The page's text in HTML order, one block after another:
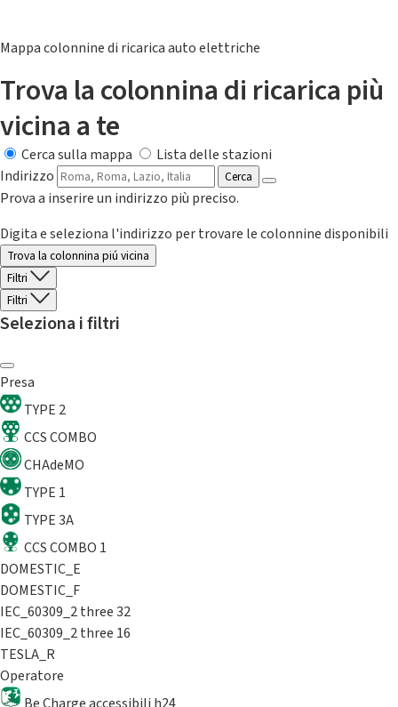
Mappa colonnine di ricarica auto elettriche
Trova la colonnina di ricarica più
vicina a te
Cerca sulla mappa
Lista delle stazioni
Indirizzo
Cerca
Prova a inserire un indirizzo più preciso.
Digita e seleziona l'indirizzo per trovare le colonnine disponibili
Trova la colonnina piú vicina
Filtri
Filtri
Seleziona i filtri
Presa
TYPE 2
CCS COMBO
CHAdeMO
TYPE 1
TYPE 3A
CCS COMBO 1
DOMESTIC_E
DOMESTIC_F
IEC_60309_2 three 32
IEC_60309_2 three 16
TESLA_R
Operatore